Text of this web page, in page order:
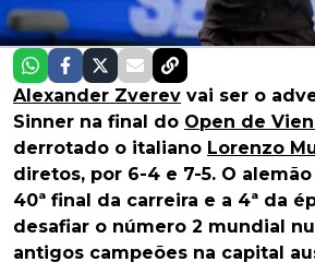
Alexander Zverev vai ser o
Sinner na final do Open de
derrotado o italiano Lorenzo
diretos, por 6-4 e 7-5. O
40ª final da carreira e a 4ª da
desafiar o número 2 mundial
antigos campeões na capital